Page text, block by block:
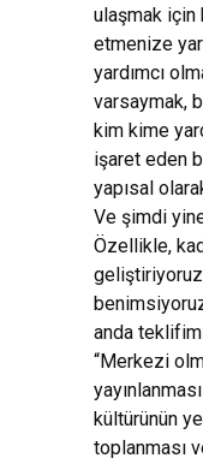
ulaşmak için
etmenize
yardımcı
varsaymak,
kim kime
işaret eden
yapısal
Ve şimdi
Özellikle,
anda
“Merkezi
kültürünün
toplanması